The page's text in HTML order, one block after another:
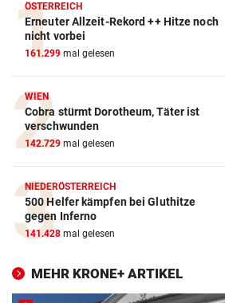
ÖSTERREICH
Erneuter Allzeit-Rekord ++ Hitze noch
nicht vorbei
161.299 mal gelesen
WIEN
Cobra stürmt Dorotheum, Täter ist
verschwunden
142.729 mal gelesen
NIEDERÖSTERREICH
500 Helfer kämpfen bei Gluthitze
gegen Inferno
141.428 mal gelesen
MEHR KRONE+ ARTIKEL